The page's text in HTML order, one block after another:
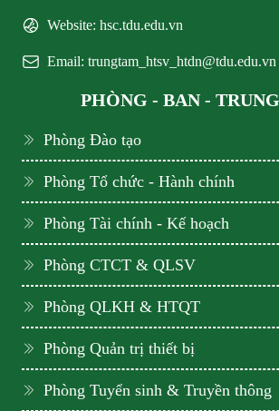
Website: hsc.tdu.edu.vn
Email: trungtam_htsv_htdn@tdu.edu.vn
PHÒNG - BAN -
Phòng Đào tạo
Phòng Tổ chức - Hành chính
Phòng Tài chính - Kế hoạch
Phòng CTCT & QLSV
Phòng QLKH & HTQT
Phòng Quản trị thiết bị
Phòng Tuyển sinh & Truyền thông